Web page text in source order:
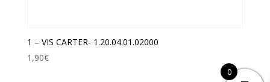
1 – VIS CARTER- 1.20.04.01.02000
1,90€
0